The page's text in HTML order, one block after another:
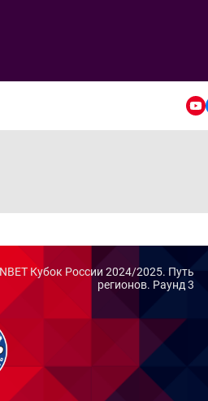
Кубок России 2024/2025. Путь
регионов. Раунд 3